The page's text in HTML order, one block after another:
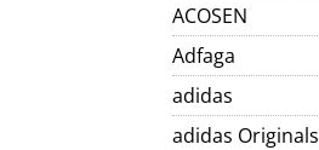
ACOSEN
Adfaga
adidas
adidas Originals